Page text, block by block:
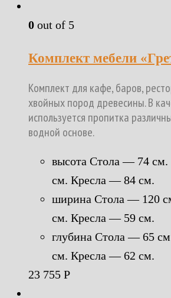
0 out of 5
Комплект мебели
Комплект для кафе, баров,
хвойных пород древесины. В
используется пропитка
водной основе.
высота Стола — 74
см. Кресла — 84 см.
ширина Стола — 120
см. Кресла — 59 см.
глубина Стола — 65
см. Кресла — 62 см.
23 755 Р